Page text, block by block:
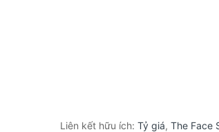
Liên kết hữu ích: Tỷ giá, The Face